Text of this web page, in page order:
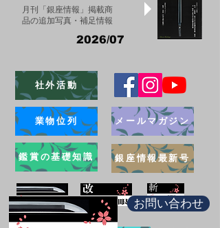
月刊「銀座情報」掲載商
品の追加写真・補足情報
2026/07
社外活動
業物位列
鑑賞の基礎知識
メールマガジン
銀座情報最新号
お問い合わせ